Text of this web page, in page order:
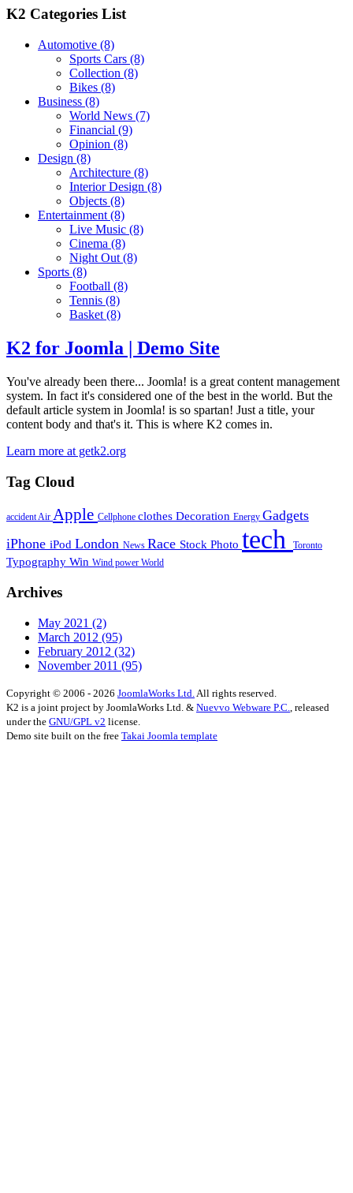
K2 Categories List
Automotive (8)
Sports Cars (8)
Collection (8)
Bikes (8)
Business (8)
World News (7)
Financial (9)
Opinion (8)
Design (8)
Architecture (8)
Interior Design (8)
Objects (8)
Entertainment (8)
Live Music (8)
Cinema (8)
Night Out (8)
Sports (8)
Football (8)
Tennis (8)
Basket (8)
K2 for Joomla | Demo Site
You've already been there... Joomla! is a great content management
system. In fact it's considered one of the best in the world. But the
default article system in Joomla! is so spartan! Just a title, your
content body and that's it. This is where K2 comes in.
Learn more at getk2.org
Tag Cloud
accidentAir Apple Cellphone clothes Decoration Energy Gadgets
iPhone iPod London News Race Stock Photo tech Toronto
Typography Win Wind power World
Archives
May 2021 (2)
March 2012 (95)
February 2012 (32)
November 2011 (95)
Copyright © 2006 - 2026 JoomlaWorks Ltd. All rights reserved.
K2 is a joint project by JoomlaWorks Ltd. & Nuevvo Webware P.C.
, released
under the GNU/GPL v2 license.
Demo site built on the free Takai Joomla template